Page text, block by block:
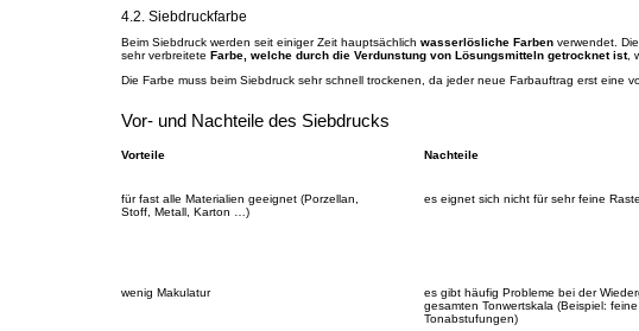
4.2. Siebdruckfarbe
Beim Siebdruck werden seit einiger Zeit hauptsächlich wasserlösliche Farben verwendet. Die
sehr verbreitete Farbe, welche durch die Verdunstung von Lösungsmitteln getrocknet ist,
Die Farbe muss beim Siebdruck sehr schnell trockenen, da jeder neue Farbauftrag erst eine
Vor- und Nachteile des Siebdrucks
Vorteile Nachteile
für fast alle Materialien geeignet (Porzellan,
Stoff, Metall, Karton …)
es eignet sich nicht für sehr feine
wenig Makulatur
es gibt häufig Probleme bei der
gesamten Tonwertskala (Beispiel: feine
Tonabstufungen)